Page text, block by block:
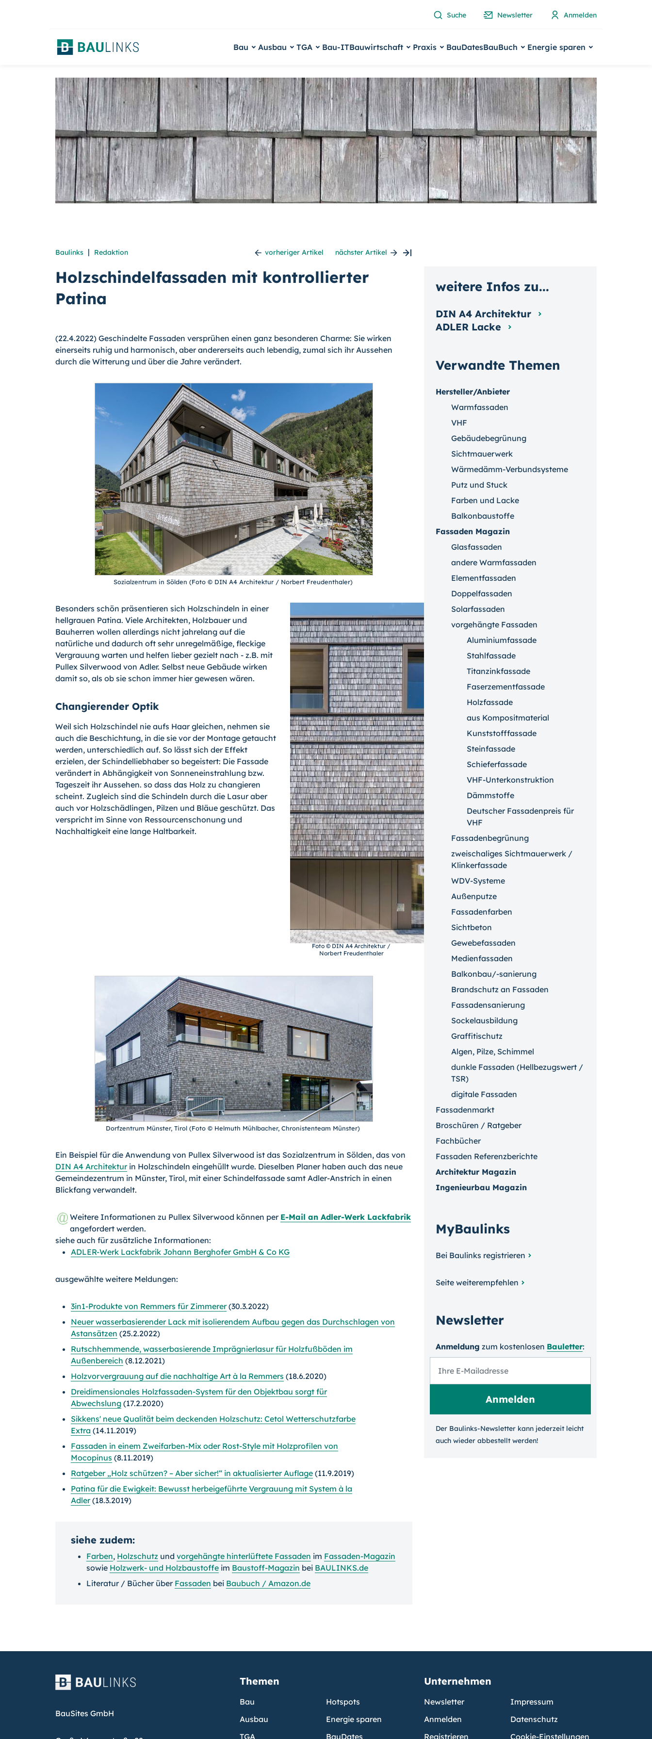
Suche Newsletter Anmelden
Bau Ausbau TGA Bau-ITBauwirtschaft Praxis BauDatesBauBuch Energie sparen
Baulinks | Redaktion vorheriger Artikel nächster Artikel
Holzschindelfassaden mit kontrollierter
Patina
(22.4.2022) Geschindelte Fassaden versprühen einen ganz besonderen Charme: Sie wirken
einerseits ruhig und harmonisch, aber andererseits auch lebendig, zumal sich ihr Aussehen
durch die Witterung und über die Jahre verändert.
Sozialzentrum in Sölden (Foto © DIN A4 Architektur / Norbert Freudenthaler)
Foto © DIN A4 Architektur /
Norbert Freudenthaler
Besonders schön präsentieren sich Holzschindeln in einer
hellgrauen Patina. Viele Architekten, Holzbauer und
Bauherren wollen allerdings nicht jahrelang auf die
natürliche und dadurch oft sehr unregelmäßige, fleckige
Vergrauung warten und helfen lieber gezielt nach - z.B. mit
Pullex Silverwood von Adler. Selbst neue Gebäude wirken
damit so, als ob sie schon immer hier gewesen wären.
Changierender Optik
Weil sich Holzschindel nie aufs Haar gleichen, nehmen sie
auch die Beschichtung, in die sie vor der Montage getaucht
werden, unterschiedlich auf. So lässt sich der Effekt
erzielen, der Schindelliebhaber so begeistert: Die Fassade
verändert in Abhängigkeit von Sonneneinstrahlung bzw.
Tageszeit ihr Aussehen. so dass das Holz zu changieren
scheint. Zugleich sind die Schindeln durch die Lasur aber
auch vor Holzschädlingen, Pilzen und Bläue geschützt. Das
verspricht im Sinne von Ressourcenschonung und
Nachhaltigkeit eine lange Haltbarkeit.
Dorfzentrum Münster, Tirol (Foto © Helmuth Mühlbacher, Chronistenteam Münster)
Ein Beispiel für die Anwendung von Pullex Silverwood ist das Sozialzentrum in Sölden, das von
DIN A4 Architekturin Holzschindeln eingehüllt wurde. Dieselben Planer haben auch das neue
Gemeindezentrum in Münster, Tirol, mit einer Schindelfassade samt Adler-Anstrich in einen
Blickfang verwandelt.
Weitere Informationen zu Pullex Silverwood können per E-Mail an Adler-Werk Lackfabrik
angefordert werden.
siehe auch für zusätzliche Informationen:
ADLER-Werk Lackfabrik Johann Berghofer GmbH & Co KG
ausgewählte weitere Meldungen:
3in1-Produkte von Remmers für Zimmerer(30.3.2022)
Neuer wasserbasierender Lack mit isolierendem Aufbau gegen das Durchschlagen von
Astansätzen (25.2.2022)
Rutschhemmende, wasserbasierende Imprägnierlasur für Holzfußböden im
Außenbereich (8.12.2021)
Holzvorvergrauung auf die nachhaltige Art à la Remmers (18.6.2020)
Dreidimensionales Holzfassaden-System für den Objektbau sorgt für
Abwechslung (17.2.2020)
Sikkens' neue Qualität beim deckenden Holzschutz: Cetol Wetterschutzfarbe
Extra (14.11.2019)
Fassaden in einem Zweifarben-Mix oder Rost-Style mit Holzprofilen von
Mocopinus (8.11.2019)
Ratgeber „Holz schützen? – Aber sicher!“ in aktualisierter Auflage (11.9.2019)
Patina für die Ewigkeit: Bewusst herbeigeführte Vergrauung mit System à la
Adler(18.3.2019)
siehe zudem:
Farben, Holzschutz und vorgehängte hinterlüftete Fassaden im Fassaden-Magazin
sowie Holzwerk- und Holzbaustoffe im Baustoff-Magazin bei BAULINKS.de
Literatur / Bücher über Fassaden bei Baubuch / Amazon.de
Verwandte Themen
Hersteller/Anbieter
Warmfassaden
VHF
Gebäudebegrünung
Sichtmauerwerk
Wärmedämm-Verbundsysteme
Putz und Stuck
Farben und Lacke
Balkonbaustoffe
Fassaden Magazin
Glasfassaden
andere Warmfassaden
Elementfassaden
Doppelfassaden
Solarfassaden
vorgehängte Fassaden
Aluminiumfassade
Stahlfassade
Titanzinkfassade
Faserzementfassade
Holzfassade
aus Kompositmaterial
Kunststofffassade
Steinfassade
Schieferfassade
VHF-Unterkonstruktion
Dämmstoffe
Deutscher Fassadenpreis für
VHF
Fassadenbegrünung
zweischaliges Sichtmauerwerk /
Klinkerfassade
WDV-Systeme
Außenputze
Fassadenfarben
Sichtbeton
Gewebefassaden
Medienfassaden
Balkonbau/-sanierung
Brandschutz an Fassaden
Fassadensanierung
Sockelausbildung
Graffitischutz
Algen, Pilze, Schimmel
dunkle Fassaden (Hellbezugswert /
TSR)
digitale Fassaden
Fassadenmarkt
Broschüren / Ratgeber
Fachbücher
Fassaden Referenzberichte
Architektur Magazin
Ingenieurbau Magazin
MyBaulinks
Bei Baulinks registrieren
Seite weiterempfehlen
Newsletter
Anmeldung zum kosten­losen Bauletter:
Der Baulinks-Newsletter kann jeder­zeit leicht
auch wieder ab­bestellt werden!
weitere Infos zu...
DIN A4 Architektur
ADLER Lacke
BauSites GmbH
Themen
Bau
Ausbau
TGA
Hotspots
Energie sparen
BauDates
Unternehmen
Newsletter
Anmelden
Registrieren
Impressum
Datenschutz
Cookie-Einstellungen